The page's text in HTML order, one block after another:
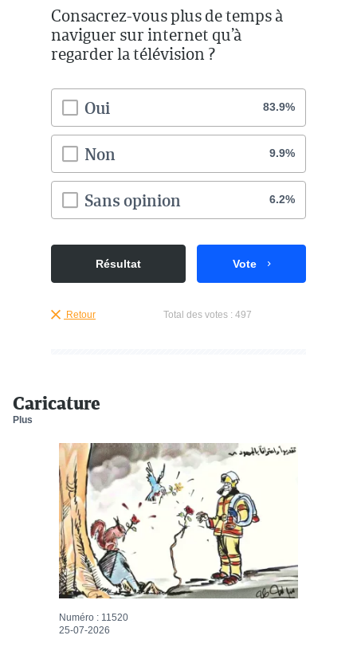
Consacrez-vous plus de temps à
naviguer sur internet qu’à
regarder la télévision ?
Oui 83.9%
Non 9.9%
Sans opinion 6.2%
Résultat Vote
Retour Total des votes : 497
Caricature
Plus
Numéro : 11520
25-07-2026